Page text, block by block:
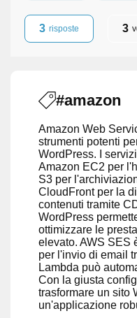
3 risposte 3
#amazon
Amazon Web
strumenti potenti
WordPress. I
Amazon EC2 per
S3 per
CloudFront per la
contenuti tramite
WordPress
ottimizzare le
elevato. AWS SES
per l'invio di email
Lambda può
Con la giusta
trasformare un sito
un'applicazione